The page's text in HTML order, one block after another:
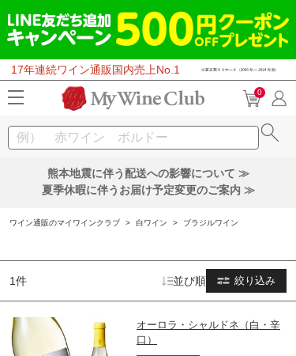
17年連続ワイン通販国内売上No.1
0
熊本地震に伴う配送への影響について ≫
夏季休暇に伴うお届け予定変更のご案内 ≫
ワイン通販のマイワインクラブ > 白ワイン > ブラジルワイン
1件 絞り込み
並び順
オーロラ・シャルドネ（白・辛
口）